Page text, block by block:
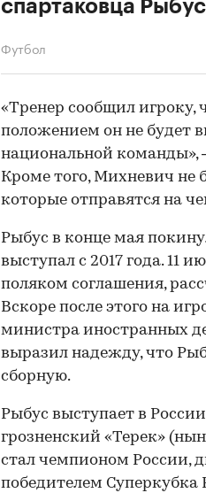
00:00 / 00:00
спартаковца
Футбол
«Тренер сообщил
положением он не будет
национальной команды»,
Кроме того, Михневич не
которые отправятся на
Рыбус в конце мая
выступал с 2017 года. 11
поляком соглашения,
Вскоре после этого на
министра иностранных
выразил надежду, что
сборную.
Рыбус выступает в
грозненский «Терек»
стал чемпионом России,
победителем Суперкубка